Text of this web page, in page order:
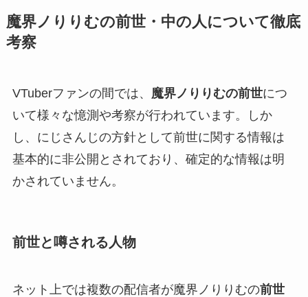
魔界ノりりむの前世・中の人について徹底
考察
VTuberファンの間では、 魔界ノりりむの前世につ
いて様々な憶測や考察が行われています。しか
し、にじさんじの方針として前世に関する情報は
基本的に非公開とされており、確定的な情報は明
かされていません。
前世と噂される人物
ネット上では複数の配信者が魔界ノりりむの前世